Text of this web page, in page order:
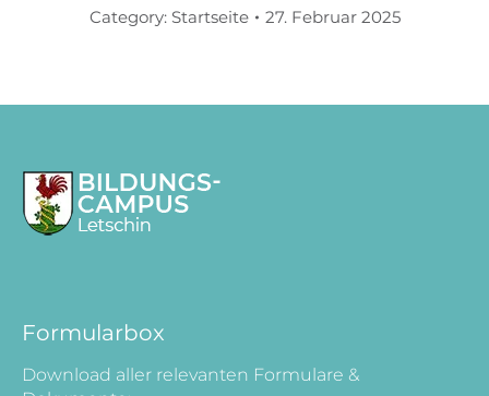
Category: Startseite 27. Februar 2025
Formularbox
Download aller relevanten Formulare &